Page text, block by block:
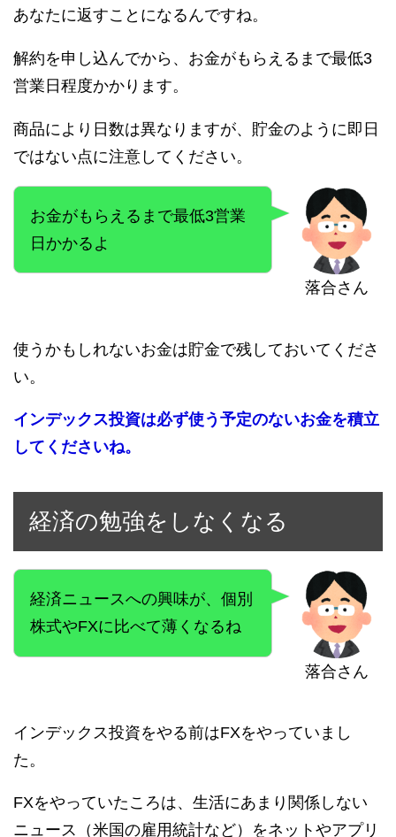
あなたに返すことになるんですね。
解約を申し込んでから、お金がもらえるまで最低3
営業日程度かかります。
商品により日数は異なりますが、貯金のように即日
ではない点に注意してください。
落合さん
お金がもらえるまで最低3営業
日かかるよ
使うかもしれないお金は貯金で残しておいてくださ
い。
インデックス投資は必ず使う予定のないお金を積立
してくださいね。
経済の勉強をしなくなる
落合さん
経済ニュースへの興味が、個別
株式やFXに比べて薄くなるね
インデックス投資をやる前はFXをやっていまし
た。
FXをやっていたころは、生活にあまり関係しない
ニュース（米国の雇用統計など）をネットやアプリ